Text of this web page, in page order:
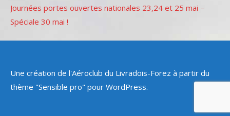
Journées portes ouvertes nationales 23,24 et 25 mai –
Spéciale 30 mai !
Une création de l'Aéroclub du Livradois-Forez à partir du
thème "Sensible pro" pour WordPress.